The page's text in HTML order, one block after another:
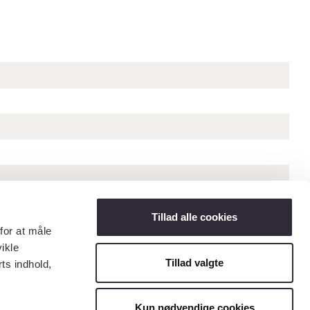
at måle
indhold,
Tillad alle cookies
Tillad valgte
Kun nødvendige cookies
« Forrige billede Næste billede »